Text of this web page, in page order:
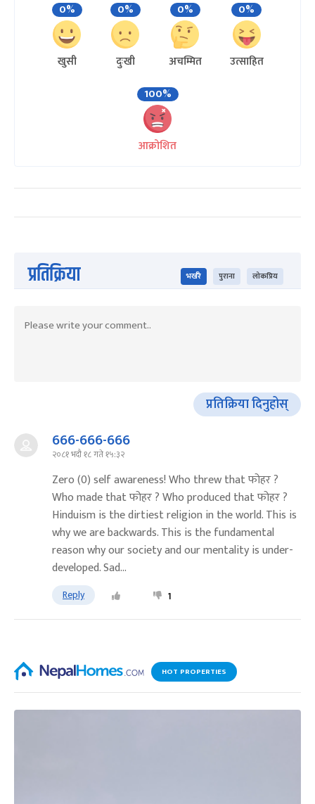
0%
खुसी
0%
दुःखी
0%
अचम्मित
0%
उत्साहित
100%
आक्रोशित
प्रतिक्रिया भर्खरै पुराना लोकप्रिय
प्रतिक्रिया दिनुहोस्
666-666-666
२०८१ भदौ १८ गते १५:३२
Zero (0) self awareness! Who threw that फोहर ?
Who made that फोहर ? Who produced that फोहर ?
Hinduism is the dirtiest religion in the world. This is
why we are backwards. This is the fundamental
reason why our society and our mentality is under-
developed. Sad...
Reply 1
HOT PROPERTIES